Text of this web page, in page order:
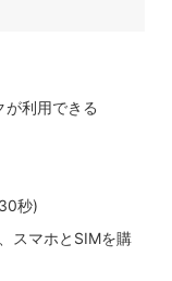
が利用できる
秒)
スマホとSIMを購